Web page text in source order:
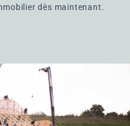
dès maintenant.